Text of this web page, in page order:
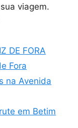
viagem.
DE FORA
Fora
na Avenida
em Betim